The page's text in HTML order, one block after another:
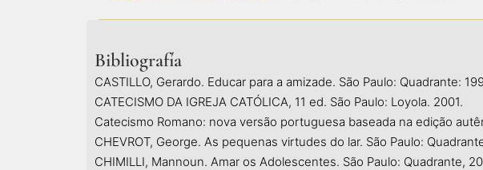
Bibliografía
CASTILLO, Gerardo. Educar para a amizade. São Paulo: Quadrante:
CATECISMO DA IGREJA CATÓLICA, 11 ed. São Paulo: Loyola. 2001.
Catecismo Romano: nova versão portuguesa baseada na edição
CHEVROT, George. As pequenas virtudes do lar. São Paulo:
CHIMILLI, Mannoun. Amar os Adolescentes. São Paulo: Quadrante,